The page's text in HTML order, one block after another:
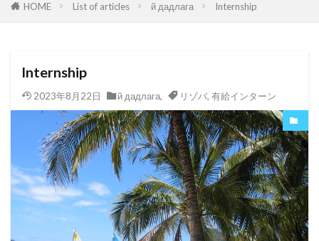
HOME List of articles й дадлага Internship
Internship
2023年8月22日 й дадлага, リゾバ, 有給インターン